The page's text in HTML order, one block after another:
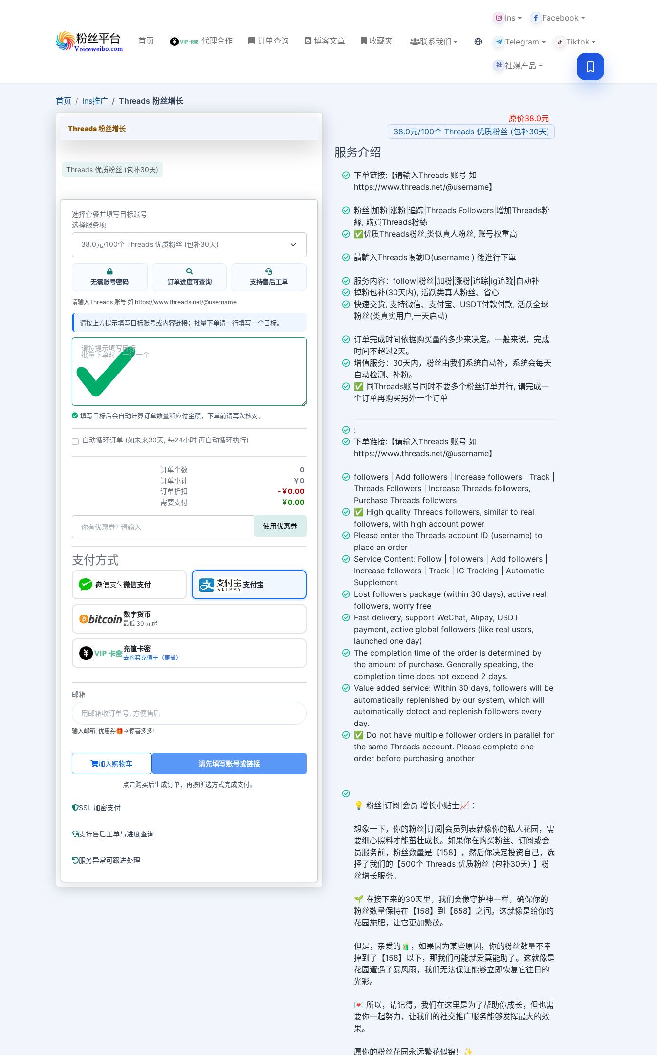
首页 代理合作 订单查询 博客文章 收藏夹 联系我们 当前语言：中文
Ins Facebook
Telegram Tiktok
社 社媒产品
首页 Ins推广 Threads 粉丝增长
Threads 粉丝增长
Threads 优质粉丝 (包补30天)
选择套餐并填写目标账号
选择服务项
无需账号密码 订单进度可查询 支持售后工单
请输入Threads 账号 如 https://www.threads.net/@username
请按上方提示填写目标账号或内容链接；批量下单请一行填写一个目标。
填写目标后会自动计算订单数量和应付金额，下单前请再次核对。
自动循环订单 (如未来30天, 每24小时 再自动循环执行)
订单个数
0
订单小计
￥0
订单折扣
-￥0.00
需要支付
￥0.00
使用优惠券
支付方式
微信支付 支付宝
数字货币
最低 30 元起
充值卡密
去购买充值卡（更省）
邮箱
输入邮箱, 优惠券🎁->惊喜多多!
加入购物车 请先填写账号或链接
点击购买后生成订单，再按所选方式完成支付。
SSL 加密支付
支持售后工单与进度查询
服务异常可跟进处理
原价38.0元
38.0元/100个 Threads 优质粉丝 (包补30天)
服务介绍
下单链接:【请输入Threads 账号 如
https://www.threads.net/@username】
粉丝|加粉|涨粉|追踪|Threads Followers|增加Threads粉
絲, 購買Threads粉絲
✅优质Threads粉丝,类似真人粉丝, 账号权重高
請輸入Threads帳號ID(username ) 後進行下單
服务内容：follow|粉丝|加粉|涨粉|追踪|ig追蹤|自动补
掉粉包补(30天内), 活跃类真人粉丝、省心
快速交货, 支持微信、支付宝、USDT付款付款, 活跃全球
粉丝(类真实用户,一天启动)
订单完成时间依据购买量的多少来决定。一般来说，完成
时间不超过2天。
增值服务：30天内，粉丝由我们系统自动补，系统会每天
自动检测、补粉。
✅ 同Threads账号同时不要多个粉丝订单并行, 请完成一
个订单再购买另外一个订单
:
下单链接:【请输入Threads 账号 如
https://www.threads.net/@username】
followers | Add followers | Increase followers | Track |
Threads Followers | Increase Threads followers,
Purchase Threads followers
✅ High quality Threads followers, similar to real
followers, with high account power
Please enter the Threads account ID (username) to
place an order
Service Content: Follow | followers | Add followers |
Increase followers | Track | IG Tracking | Automatic
Supplement
Lost followers package (within 30 days), active real
followers, worry free
Fast delivery, support WeChat, Alipay, USDT
payment, active global followers (like real users,
launched one day)
The completion time of the order is determined by
the amount of purchase. Generally speaking, the
completion time does not exceed 2 days.
Value added service: Within 30 days, followers will be
automatically replenished by our system, which will
automatically detect and replenish followers every
day.
✅ Do not have multiple follower orders in parallel for
the same Threads account. Please complete one
order before purchasing another
💡 粉丝|订阅|会员 增长小贴士📈 ：
想象一下，你的粉丝|订阅|会员列表就像你的私人花园，需
要细心照料才能茁壮成长。如果你在购买粉丝、订阅或会
员服务前，粉丝数量是【158】，然后你决定投资自己，选
择了我们的【500个 Threads 优质粉丝 (包补30天) 】粉
丝增长服务。
🌱 在接下来的30天里，我们会像守护神一样，确保你的
粉丝数量保持在【158】到【658】之间。这就像是给你的
花园施肥，让它更加繁茂。
但是，亲爱的🧃，如果因为某些原因，你的粉丝数量不幸
掉到了【158】以下，那我们可能就爱莫能助了。这就像是
花园遭遇了暴风雨，我们无法保证能够立即恢复它往日的
光彩。
💌 所以，请记得，我们在这里是为了帮助你成长，但也需
要你一起努力，让我们的社交推广服务能够发挥最大的效
果。
愿你的粉丝花园永远繁花似锦！✨